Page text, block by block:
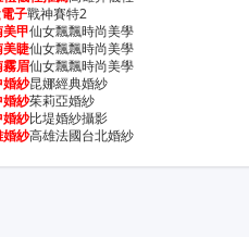
子戰神賽特2
美甲仙女飄飄時尚美學
美睫仙女飄飄時尚美學
霧眉仙女飄飄時尚美學
婚紗昆娜經典婚紗
婚紗茱莉亞婚紗
婚紗比堤婚紗攝影
婚紗高雄法國台北婚紗